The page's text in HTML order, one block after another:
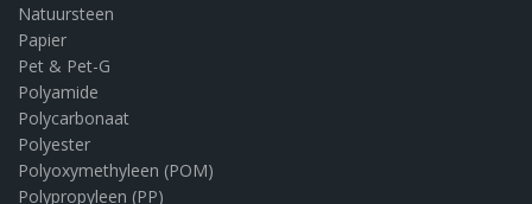
Natuursteen
Papier
Pet & Pet-G
Polyamide
Polycarbonaat
Polyester
Polyoxymethyleen (POM)
Polypropyleen (PP)